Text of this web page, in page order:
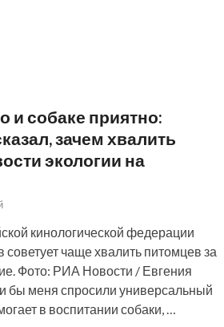
и собаке приятно:
зачем хвалить
экологии на
кинологической федерации
чаще хвалить питомцев за
Фото: РИА Новости / Евгения
бы меня спросили универсальный
в воспитании собаки, …